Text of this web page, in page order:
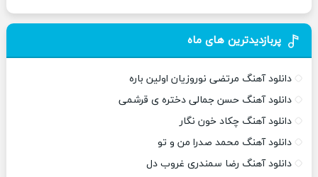
پربازدیدترین های ماه
دانلود آهنگ مرتضی نوروزیان اولین باره
دانلود آهنگ حسن جمالی دختره ی قرشمی
دانلود آهنگ چکاد خون نگار
دانلود آهنگ محمد صدرا من و تو
دانلود آهنگ رضا سمندری غروب دل